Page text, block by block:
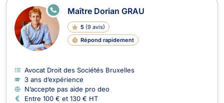
Maître Dorian GRAU
5 (9 avis)
Répond rapidement
E
N
E
Avocat Droit des Sociétés Bruxelles
3 ans d’expérience
N’accepte pas aide pro deo
Entre 100 € et 130 € HT